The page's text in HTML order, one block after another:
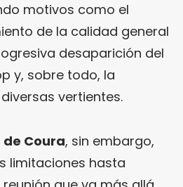
motivos como el
de la calidad general
desaparición del
y, sobre todo, la
vertientes.
Coura, sin embargo,
limitaciones hasta